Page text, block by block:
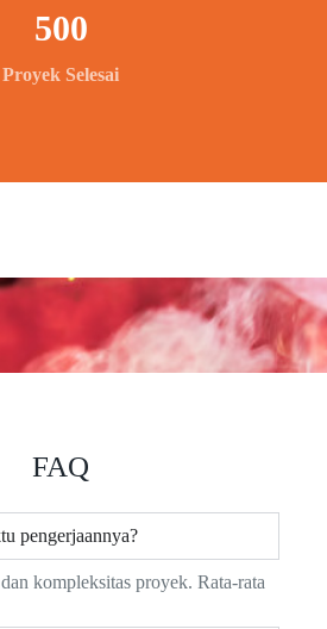
Proyek Selesai
500
FAQ
pengerjaannya?
kompleksitas proyek. Rata-rata